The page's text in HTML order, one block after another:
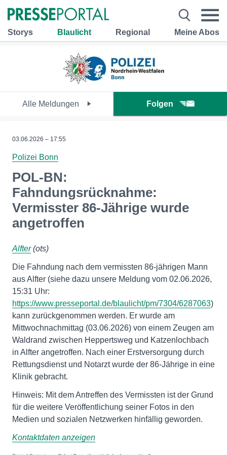
Storys Blaulicht Regional Meine Abos
Alle Meldungen Folgen
03.06.2026 – 17:55
Polizei Bonn
POL-BN:
Fahndungsrücknahme:
Vermisster 86-Jährige wurde
angetroffen
Alfter(ots)
Die Fahndung nach dem vermissten 86-jährigen Mann
aus Alfter (siehe dazu unsere Meldung vom 02.06.2026,
15:31 Uhr:
https://www.presseportal.de/blaulicht/pm/7304/6287063)
kann zurückgenommen werden. Er wurde am
Mittwochnachmittag (03.06.2026) von einem Zeugen am
Waldrand zwischen Heppertsweg und Katzenlochbach
in Alfter angetroffen. Nach einer Erstversorgung durch
Rettungsdienst und Notarzt wurde der 86-Jährige in eine
Klinik gebracht.
Hinweis: Mit dem Antreffen des Vermissten ist der Grund
für die weitere Veröffentlichung seiner Fotos in den
Medien und sozialen Netzwerken hinfällig geworden.
Kontaktdaten anzeigen